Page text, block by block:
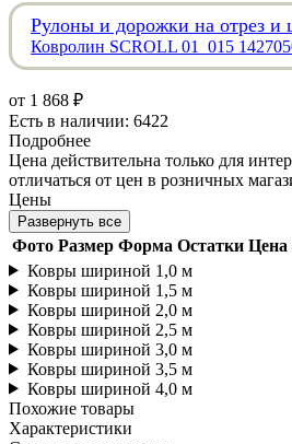
Рулоны и дорожки на отрез и
Ковролин SCROLL 01_015
от 1 868 ₽
Есть в наличии: 6422
Подробнее
Цена действительна только для
отличаться от цен в розничных
Цены
Развернуть все
Фото Размер Форма Остатки Цена
Ковры шириной 1,0 м
Ковры шириной 1,5 м
Ковры шириной 2,0 м
Ковры шириной 2,5 м
Ковры шириной 3,0 м
Ковры шириной 3,5 м
Ковры шириной 4,0 м
Похожие товары
Характеристики